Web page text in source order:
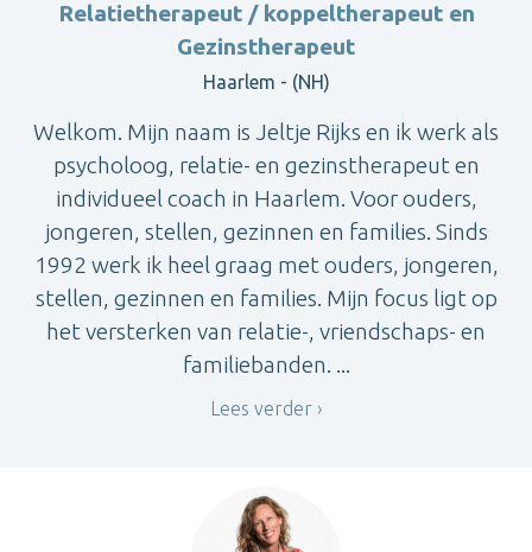
Relatietherapeut / koppeltherapeut en
Gezinstherapeut
Haarlem - (NH)
Welkom. Mijn naam is Jeltje Rijks en ik werk als
psycholoog, relatie- en gezinstherapeut en
individueel coach in Haarlem. Voor ouders,
jongeren, stellen, gezinnen en families. Sinds
1992 werk ik heel graag met ouders, jongeren,
stellen, gezinnen en families. Mijn focus ligt op
het versterken van relatie-, vriendschaps- en
familiebanden. ...
Lees verder